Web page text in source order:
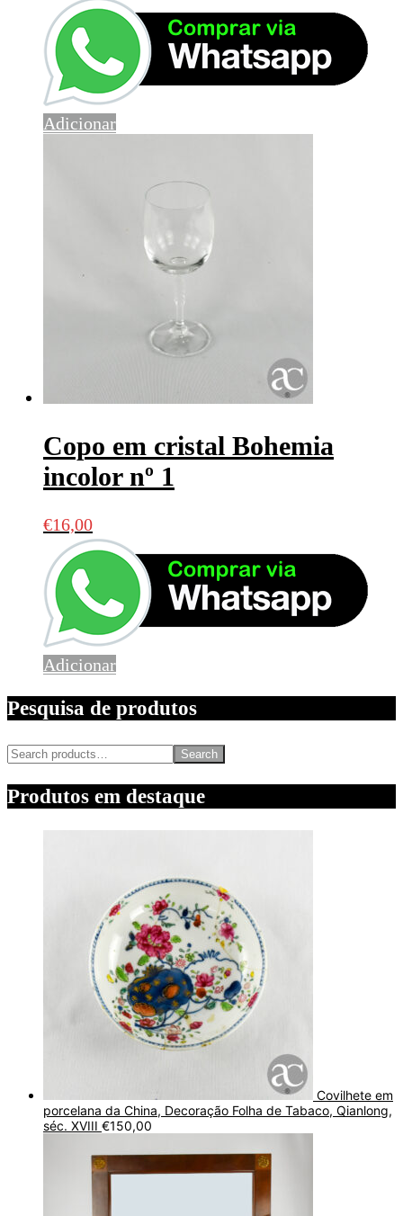
Adicionar
Copo em cristal Bohemia
incolor nº 1
€16,00
Adicionar
Pesquisa de produtos
Search
Produtos em destaque
Covilhete em
porcelana da China, Decoração Folha de Tabaco, Qianlong,
séc. XVIII €150,00